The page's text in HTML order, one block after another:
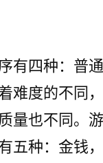
有四种：普
难度的不同
量也不同。
五种：金钱，